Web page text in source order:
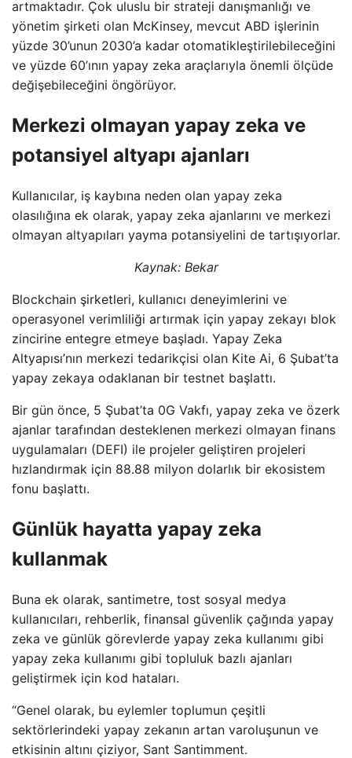
artmaktadır. Çok uluslu bir strateji danışmanlığı ve
yönetim şirketi olan McKinsey, mevcut ABD işlerinin
yüzde 30’unun 2030’a kadar otomatikleştirilebileceğini
ve yüzde 60’ının yapay zeka araçlarıyla önemli ölçüde
değişebileceğini öngörüyor.
Merkezi olmayan yapay zeka ve
potansiyel altyapı ajanları
Kullanıcılar, iş kaybına neden olan yapay zeka
olasılığına ek olarak, yapay zeka ajanlarını ve merkezi
olmayan altyapıları yayma potansiyelini de tartışıyorlar.
Kaynak: Bekar
Blockchain şirketleri, kullanıcı deneyimlerini ve
operasyonel verimliliği artırmak için yapay zekayı blok
zincirine entegre etmeye başladı. Yapay Zeka
Altyapısı’nın merkezi tedarikçisi olan Kite Ai, 6 Şubat’ta
yapay zekaya odaklanan bir testnet başlattı.
Bir gün önce, 5 Şubat’ta 0G Vakfı, yapay zeka ve özerk
ajanlar tarafından desteklenen merkezi olmayan finans
uygulamaları (DEFI) ile projeler geliştiren projeleri
hızlandırmak için 88.88 milyon dolarlık bir ekosistem
fonu başlattı.
Günlük hayatta yapay zeka
kullanmak
Buna ek olarak, santimetre, tost sosyal medya
kullanıcıları, rehberlik, finansal güvenlik çağında yapay
zeka ve günlük görevlerde yapay zeka kullanımı gibi
yapay zeka kullanımı gibi topluluk bazlı ajanları
geliştirmek için kod hataları.
“Genel olarak, bu eylemler toplumun çeşitli
sektörlerindeki yapay zekanın artan varoluşunun ve
etkisinin altını çiziyor, Sant Santimment.